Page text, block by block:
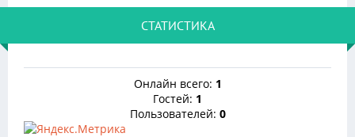
СТАТИСТИКА
Онлайн всего: 1
Гостей: 1
Пользователей: 0